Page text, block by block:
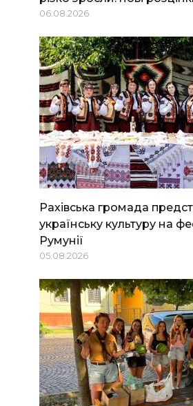
06.08.2026
Рахівська громада
українську культуру на
Румунії
05.08.2026